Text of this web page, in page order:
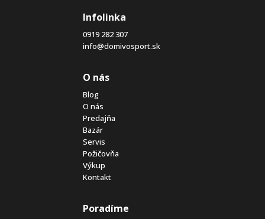
Infolinka
0919 282 307
info@domivosport.sk
O nás
Blog
O nás
Predajňa
Bazár
Servis
Požičovňa
Výkup
Kontakt
Poradíme